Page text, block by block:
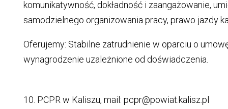
komunikatywność, dokładność i zaangażowanie,
samodzielnego organizowania pracy, prawo jazdy
Oferujemy: Stabilne zatrudnienie w oparciu o
wynagrodzenie uzależnione od doświadczenia.
10. PCPR w Kaliszu, mail: pcpr@powiat.kalisz.pl